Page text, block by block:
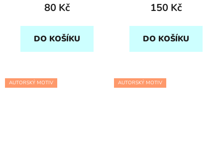
80 Kč
DO KOŠÍKU
150 Kč
DO KOŠÍKU
AUTORSKÝ MOTIV AUTORSKÝ MOTIV